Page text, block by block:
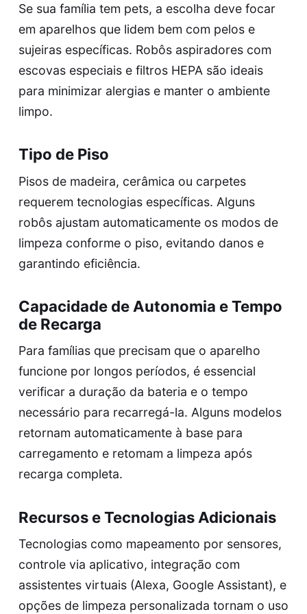
Se sua família tem pets, a escolha deve focar
em aparelhos que lidem bem com pelos e
sujeiras específicas. Robôs aspiradores com
escovas especiais e filtros HEPA são ideais
para minimizar alergias e manter o ambiente
limpo.
Tipo de Piso
Pisos de madeira, cerâmica ou carpetes
requerem tecnologias específicas. Alguns
robôs ajustam automaticamente os modos de
limpeza conforme o piso, evitando danos e
garantindo eficiência.
Capacidade de Autonomia e Tempo
de Recarga
Para famílias que precisam que o aparelho
funcione por longos períodos, é essencial
verificar a duração da bateria e o tempo
necessário para recarregá-la. Alguns modelos
retornam automaticamente à base para
carregamento e retomam a limpeza após
recarga completa.
Recursos e Tecnologias Adicionais
Tecnologias como mapeamento por sensores,
controle via aplicativo, integração com
assistentes virtuais (Alexa, Google Assistant), e
opções de limpeza personalizada tornam o uso